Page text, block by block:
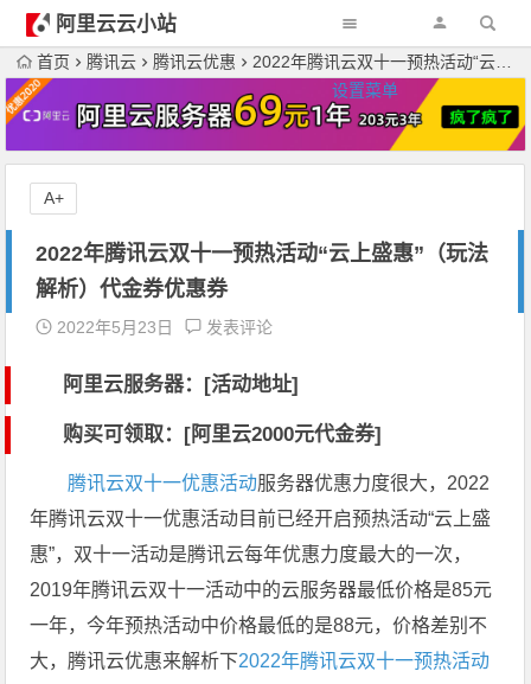
阿里云云小站
设置菜单
首页 腾讯云 腾讯云优惠 2022年腾讯云双十一预热活动“云上盛惠”（玩法解析）代金券优惠券
2022年腾讯云双十一预热活动“云上盛惠”（玩法
解析）代金券优惠券
2022年5月23日 发表评论
阿里云服务器：[活动地址]
购买可领取：[阿里云2000元代金券]
腾讯云双十一优惠活动服务器优惠力度很大，2022
年腾讯云双十一优惠活动目前已经开启预热活动“云上盛
惠”，双十一活动是腾讯云每年优惠力度最大的一次，
2019年腾讯云双十一活动中的云服务器最低价格是85元
一年，今年预热活动中价格最低的是88元，价格差别不
大，腾讯云优惠来解析下2022年腾讯云双十一预热活动
A+